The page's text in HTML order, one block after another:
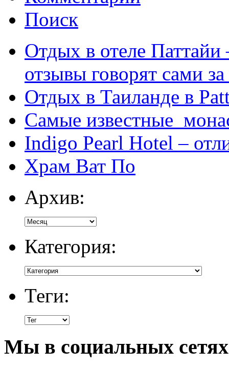
Поиск
Отдых в отеле
отзывы говорят сами за
Отдых в Таиланде в
Самые известные
Indigo Pearl Hotel –
Храм Ват По
Архив:
Категория:
Теги:
Мы в социальных сетях